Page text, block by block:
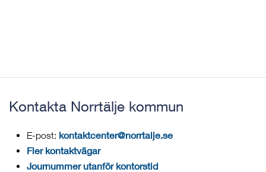
Kontakta Norrtälje kommun
E-post: kontaktcenter@norrtalje.se
Fler kontaktvägar
Journummer utanför kontorstid